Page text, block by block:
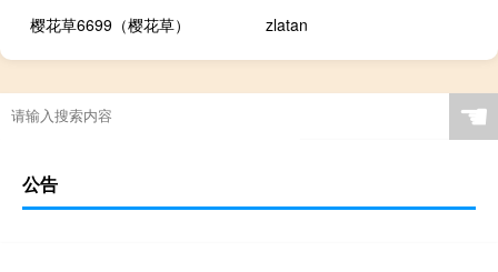
樱花草6699（樱花草）
zlatan
☚
公告